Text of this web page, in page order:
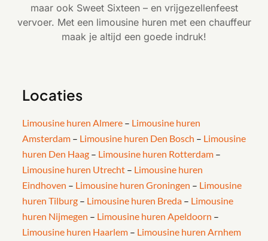
maar ook Sweet Sixteen – en vrijgezellenfeest
vervoer. Met een limousine huren met een chauffeur
maak je altijd een goede indruk!
Locaties
Limousine huren Almere– Limousine huren
Amsterdam– Limousine huren Den Bosch – Limousine
huren Den Haag– Limousine huren Rotterdam–
Limousine huren Utrecht– Limousine huren
Eindhoven – Limousine huren Groningen – Limousine
huren Tilburg– Limousine huren Breda– Limousine
huren Nijmegen – Limousine huren Apeldoorn –
Limousine huren Haarlem– Limousine huren Arnhem